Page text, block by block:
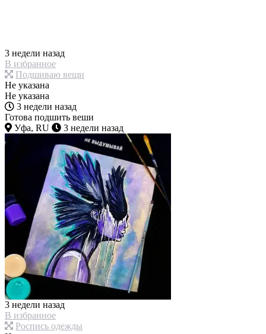
3 недели назад
В избранное
Подшиваю вещи
Не указана
Не указана
3 недели назад
Готова подшить веши
Уфа, RU
3 недели назад
3 недели назад
В избранное
Роспись одежды